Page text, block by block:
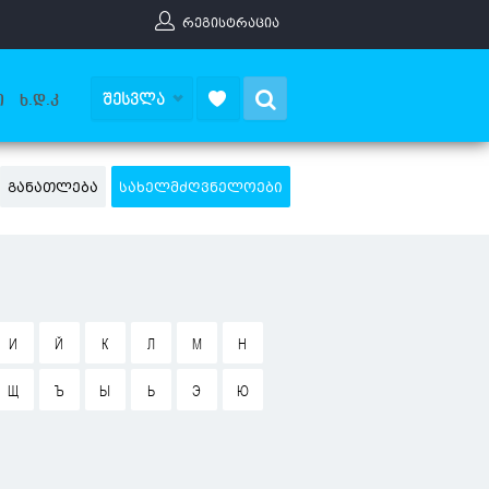
ᲠᲔᲒᲘᲡᲢᲠᲐᲪᲘᲐ
Ხ.Დ.Კ ᲨᲔᲡᲕᲚᲐ
ᲒᲐᲜᲐᲗᲚᲔᲑᲐ ᲡᲐᲮᲔᲚᲛᲫᲦᲕᲜᲔᲚᲝᲔᲑᲘ
И Й К Л М Н
Щ Ъ Ы Ь Э Ю